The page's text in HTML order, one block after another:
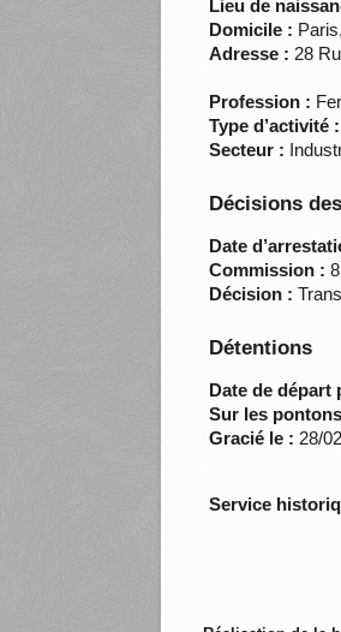
Lieu de
Domicile :
Adresse : 28
Profession :
Type d’activité :
Secteur :
Décisions
Date
Commission : 8
Décision :
Détentions
Date de départ
Sur les
Gracié le : 28/
Service